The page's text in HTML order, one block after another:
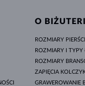
O BIŻUTERII
ROZMIARY
ROZMIARY I
ROZMIARY
ZAPIĘCIA
GRAWEROWANIE